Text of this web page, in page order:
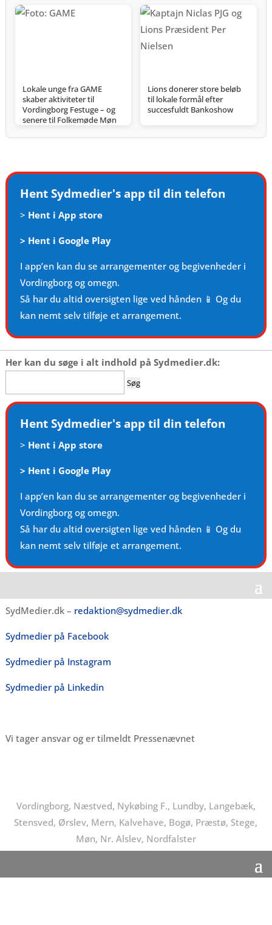
Lokale unge fra GAME
skaber aktiviteter til
Vordingborg Festuge – og
senere til Folkemøde Møn
Lions donerer store beløb
til lokale formål efter
succesfuldt Bankoshow
Hent Sydmedier's app til din telefon
> Hent i App store
> Hent i Google Play
I app’en kan du se arrangementer og begivenheder i
Vordingborg og omegn.
Så har du altid oversigten lige ved hånden 📱 Og du
kan nemt selv tilføje et arrangement.
Her kan du søge i alt indhold på Sydmedier.dk:
efter:
Hent Sydmedier's app til din telefon
> Hent i App store
> Hent i Google Play
I app’en kan du se arrangementer og begivenheder i
Vordingborg og omegn.
Så har du altid oversigten lige ved hånden 📱 Og du
kan nemt selv tilføje et arrangement.
SydMedier.dk – redaktion@sydmedier.dk
Sydmedier på Facebook
Sydmedier på Instagram
Sydmedier på Linkedin
Vi tager ansvar og er tilmeldt Pressenævnet
Vordingborg, Næstved, Nykøbing F., Lundby, Langebæk,
Stensved, Ørslev, Mern, Kalvehave, Bogø, Præstø, Stege,
Møn, Nr. Alslev, Nordfalster